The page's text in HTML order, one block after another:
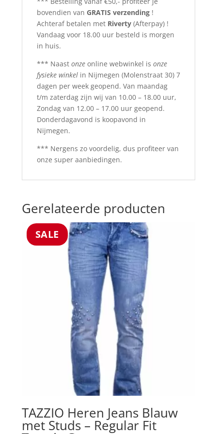
bovendien van GRATIS verzending !
Achteraf betalen met Riverty (Afterpay) !
Vandaag voor 18.00 uur besteld is morgen
in huis.
*** Naast onzeonline webwinkel is onze
fysieke winkelin Nijmegen (Molenstraat 30) 7
dagen per week geopend. Van maandag
t/m zaterdag zijn wij van 10.00 – 18.00 uur,
Zondag van 12.00 – 17.00 uur geopend.
Donderdagavond is koopavond in
Nijmegen.
*** Nergens zo voordelig, dus profiteer van
onze super aanbiedingen.
Gerelateerde producten
SALE
TAZZIO Heren Jeans Blauw
met Studs – Regular Fit